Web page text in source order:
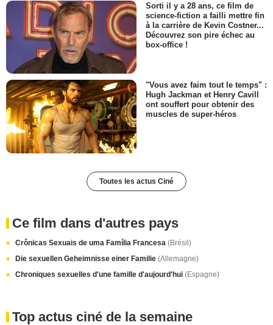
Sorti il y a 28 ans, ce film de
science-fiction a failli mettre fin
à la carrière de Kevin Costner...
Découvrez son pire échec au
box-office !
"Vous avez faim tout le temps" :
Hugh Jackman et Henry Cavill
ont souffert pour obtenir des
muscles de super-héros
Toutes les actus Ciné
Ce film dans d'autres pays
Crônicas Sexuais de uma Família Francesa (Brésil)
Die sexuellen Geheimnisse einer Familie (Allemagne)
Chroniques sexuelles d'une famille d'aujourd'hui (Espagne)
Top actus ciné de la semaine